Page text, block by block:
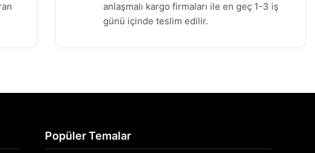
anlaşmalı kargo firmaları ile en geç 1-3 iş
günü içinde teslim edilir.
Popüler Temalar